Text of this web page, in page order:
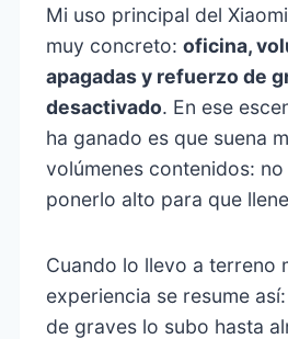
Mi uso principal del
muy concreto:oficina,
apagadas y refuerzo de
desactivado. En ese
ha ganado es que suena
volúmenes contenidos:
ponerlo alto para que
Cuando lo llevo a terreno
experiencia se resume
de graves lo subo hasta